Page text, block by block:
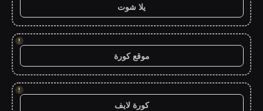
يلا شوت
!
موقع كورة
!
كورة لايف